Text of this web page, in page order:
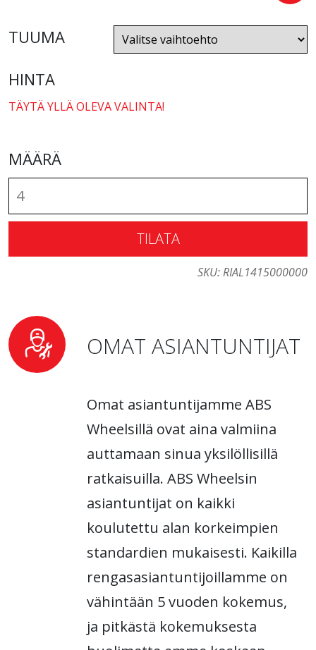
TUUMA
HINTA
TÄYTÄ YLLÄ OLEVA VALINTA!
MÄÄRÄ
TILATA
SKU:RIAL1415000000
OMAT ASIANTUNTIJAT
Omat asiantuntijamme ABS
Wheelsillä ovat aina valmiina
auttamaan sinua yksilöllisillä
ratkaisuilla. ABS Wheelsin
asiantuntijat on kaikki
koulutettu alan korkeimpien
standardien mukaisesti. Kaikilla
rengasasiantuntijoillamme on
vähintään 5 vuoden kokemus,
ja pitkästä kokemuksesta